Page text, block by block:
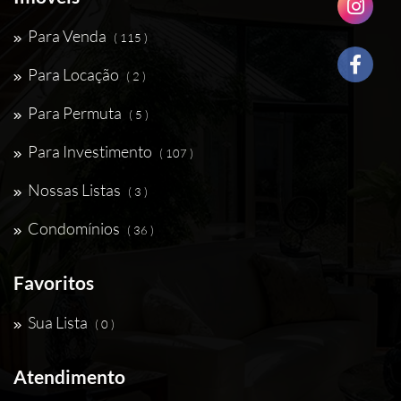
Para Venda ( 115 )
Para Locação ( 2 )
Para Permuta ( 5 )
Para Investimento ( 107 )
Nossas Listas ( 3 )
Condomínios ( 36 )
Favoritos
Sua Lista ( 0 )
Atendimento